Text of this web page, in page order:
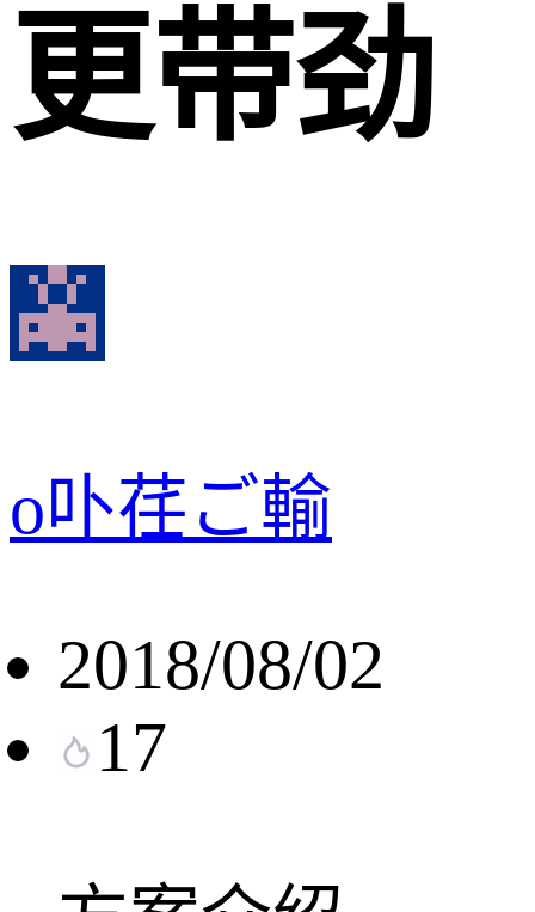
更带劲
o卟荏ご輸
2018/08/02
17